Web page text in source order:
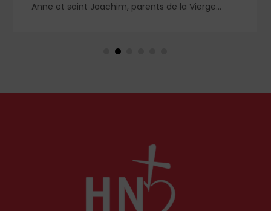
Anne et saint Joachim, parents de la Vierge
en Orient qu’en Occident, célèbre par sa piété